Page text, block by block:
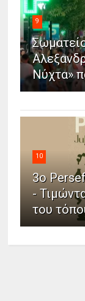
9
Νύχτα»
10
3ο
-
του